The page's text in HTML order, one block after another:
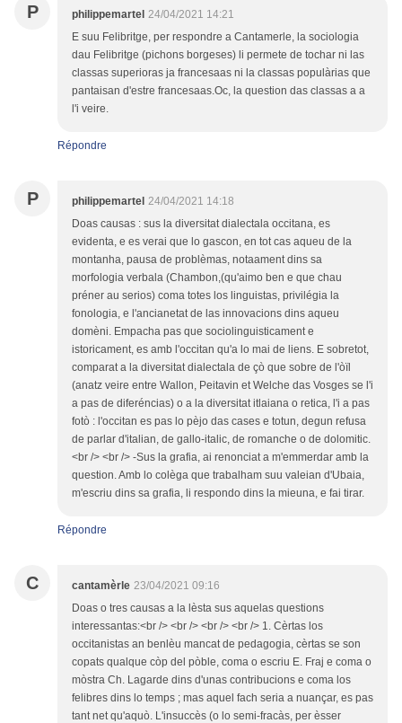
P philippemartel 24/04/2021 14:21
E suu Felibritge, per respondre a Cantamerle, la sociologia
dau Felibritge (pichons borgeses) li permete de tochar ni las
classas superioras ja francesaas ni la classas populàrias que
pantaisan d'estre francesaas.Oc, la question das classas a a
l'i veire.
Répondre
P philippemartel 24/04/2021 14:18
Doas causas : sus la diversitat dialectala occitana, es
evidenta, e es verai que lo gascon, en tot cas aqueu de la
montanha, pausa de problèmas, notaament dins sa
morfologia verbala (Chambon,(qu'aimo ben e que chau
préner au serios) coma totes los linguistas, privilégia la
fonologia, e l'ancianetat de las innovacions dins aqueu
domèni. Empacha pas que sociolinguisticament e
istoricament, es amb l'occitan qu'a lo mai de liens. E sobretot,
comparat a la diversitat dialectala de çò que sobre de l'òïl
(anatz veire entre Wallon, Peitavin et Welche das Vosges se l'i
a pas de diferéncias) o a la diversitat itlaiana o retica, l'i a pas
fotò : l'occitan es pas lo pèjo das cases e totun, degun refusa
de parlar d'italian, de gallo-italic, de romanche o de dolomitic.
<br /> <br /> -Sus la grafia, ai renonciat a m'emmerdar amb la
question. Amb lo colèga que trabalham suu valeian d'Ubaia,
m'escriu dins sa grafia, li respondo dins la mieuna, e fai tirar.
Répondre
C cantamèrle 23/04/2021 09:16
Doas o tres causas a la lèsta sus aquelas questions
interessantas:<br /> <br /> <br /> <br /> 1. Cèrtas los
occitanistas an benlèu mancat de pedagogia, cèrtas se son
copats qualque còp del pòble, coma o escriu E. Fraj e coma o
mòstra Ch. Lagarde dins d'unas contribucions e coma los
felibres dins lo temps ; mas aquel fach seria a nuançar, es pas
tant net qu'aquò. L'insuccès (o lo semi-fracàs, per èsser